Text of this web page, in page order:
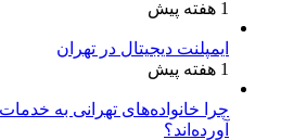
1 هفته پیش
ایمپلنت دیجیتال در تهران
1 هفته پیش
چرا خانواده‌های تهرانی به
آورده‌اند؟